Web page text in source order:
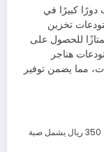
دورًا كبيرًا في
تخزين
للحصول على
هناجر
مما يضمن توفير
اسعار الهنجر مع البناء والتشطيبات من 250ريال الى 350 ريال يشمل صبة